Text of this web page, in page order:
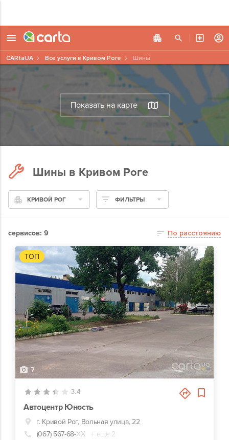
Показать на карте
CARtaUA Все услуги в Кривом Роге Шины
Шины в Кривом Роге
КРИВОЙ РОГ ФИЛЬТРЫ
сервисов: 9 По расстоянию
ТОП
7
3.4
Автоцентр Юность
г. Кривой Рог, Вольная улица, 22
(067) 567-68-ХХ
+ еще 2